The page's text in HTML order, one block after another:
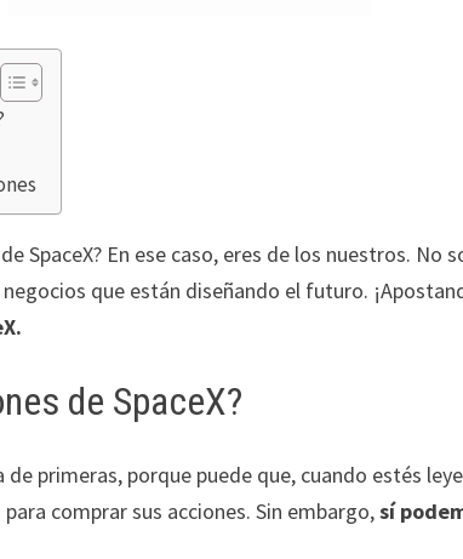
SpaceX? En ese caso, eres de los nuestros. No
que están diseñando el futuro.
de SpaceX?
primeras, porque puede que, cuando estés
comprar sus acciones. Sin embargo,sí